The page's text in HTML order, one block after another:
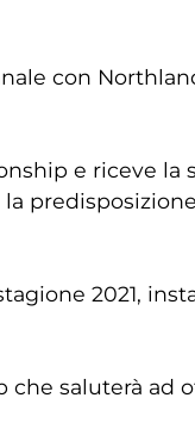
con
e riceve la
2021,
che saluterà ad